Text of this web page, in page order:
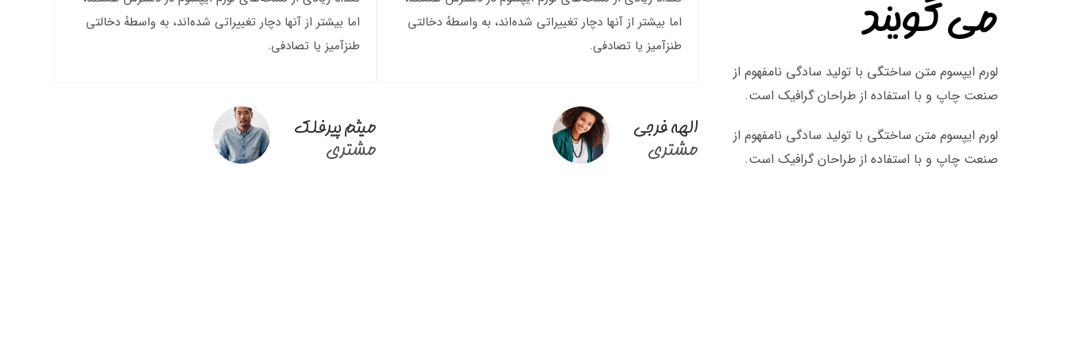
می گویند
لورم ایپسوم متن ساختگی با تولید سادگی نامفهوم از
صنعت چاپ و با استفاده از طراحان گرافیک است.
لورم ایپسوم متن ساختگی با تولید سادگی نامفهوم از
صنعت چاپ و با استفاده از طراحان گرافیک است.
اما بیشتر از آنها دچار تغییراتی شده‌اند، به واسطهٔ دخالتی
طنزآمیز یا تصادفی.
الهه فرجی
مشتری
اما بیشتر از آنها دچار تغییراتی شده‌اند، به واسطهٔ دخالتی
طنزآمیز یا تصادفی.
میثم پیرفلک
مشتری